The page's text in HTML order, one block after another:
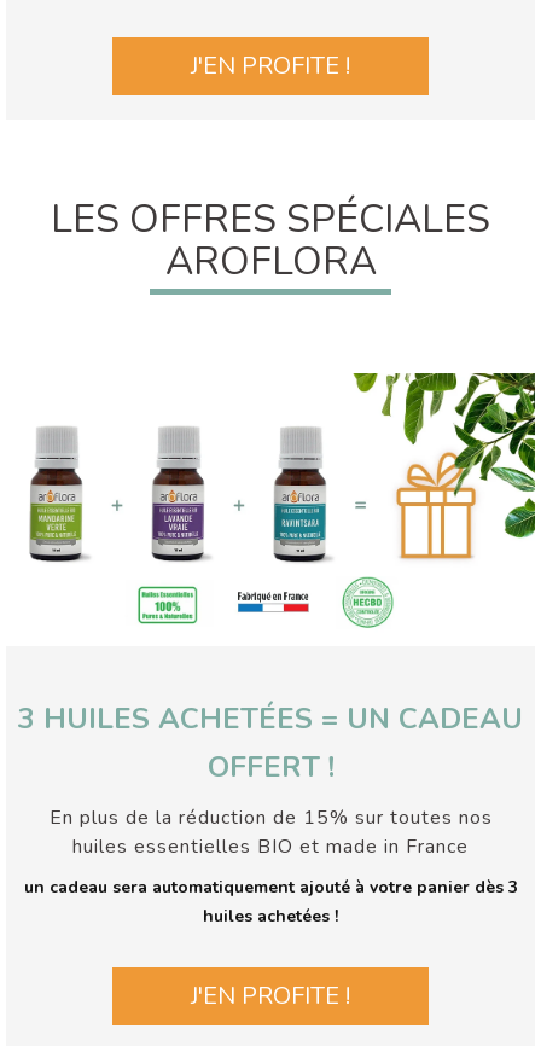
J'EN PROFITE !
LES OFFRES SPÉCIALES
AROFLORA
3 HUILES ACHETÉES = UN CADEAU
OFFERT !
En plus de la réduction de 15% sur toutes nos
huiles essentielles BIO et made in France
un cadeau sera automatiquement ajouté à votre panier dès 3
huiles achetées !
J'EN PROFITE !